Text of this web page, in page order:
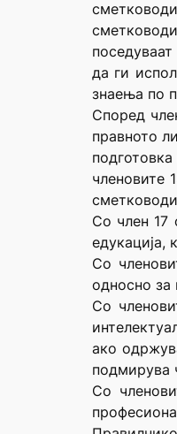
да ги
знаења по
Според
правното
членовите
Со член 17
едукација,
Со
односно за
Со
ако
подмирува
Со